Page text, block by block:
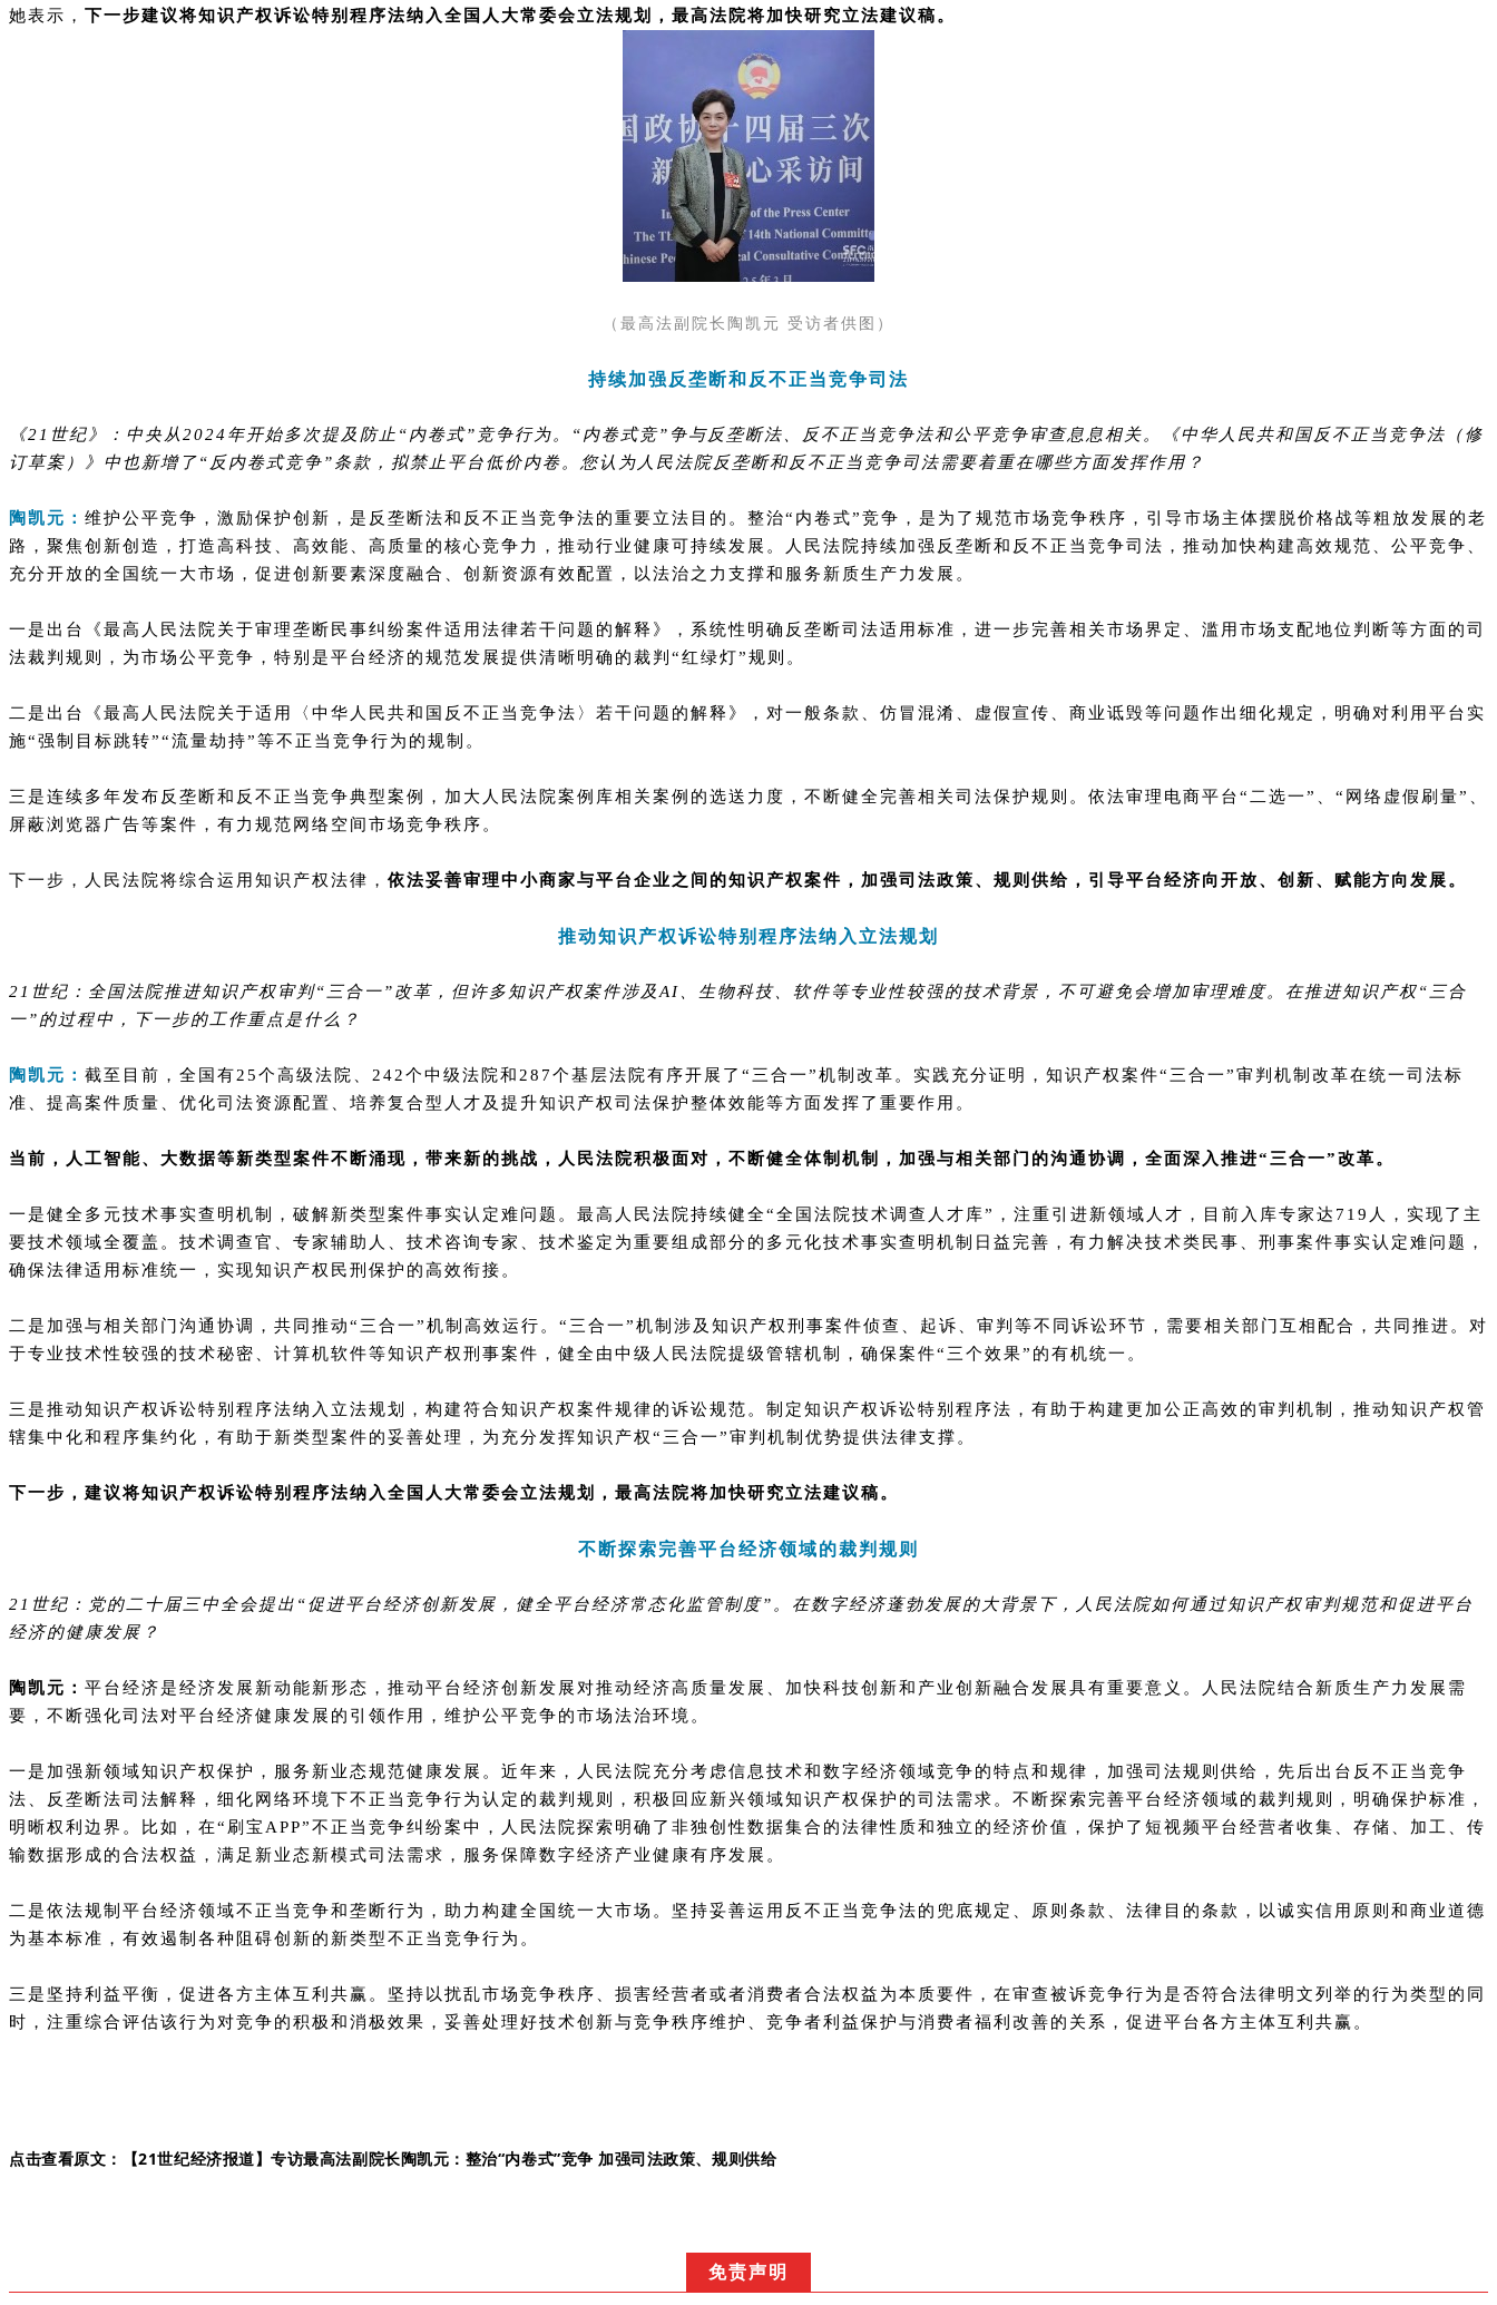
她表示， 下一步建议将知识产权诉讼特别程序法纳入全国人大常委会立法规划，最高法院将加快研究立法建议稿。
（最高法副院长陶凯元 受访者供图）
持续加强反垄断和反不正当竞争司法
《21世纪》：中央从2024年开始多次提及防止“内卷式”竞争行为。“内卷式竞”争与反垄断法、反不正当竞争法和公平竞争审查息息相关。《中华人民共和国反不正当竞争法（修
订草案）》中也新增了“反内卷式竞争”条款，拟禁止平台低价内卷。您认为人民法院反垄断和反不正当竞争司法需要着重在哪些方面发挥作用？
陶凯元： 维护公平竞争，激励保护创新，是反垄断法和反不正当竞争法的重要立法目的。整治“内卷式”竞争，是为了规范市场竞争秩序，引导市场主体摆脱价格战等粗放发展的老
路，聚焦创新创造，打造高科技、高效能、高质量的核心竞争力，推动行业健康可持续发展。人民法院持续加强反垄断和反不正当竞争司法，推动加快构建高效规范、公平竞争、
充分开放的全国统一大市场，促进创新要素深度融合、创新资源有效配置，以法治之力支撑和服务新质生产力发展。
一是出台《最高人民法院关于审理垄断民事纠纷案件适用法律若干问题的解释》，系统性明确反垄断司法适用标准，进一步完善相关市场界定、滥用市场支配地位判断等方面的司
法裁判规则，为市场公平竞争，特别是平台经济的规范发展提供清晰明确的裁判“红绿灯”规则。
二是出台《最高人民法院关于适用〈中华人民共和国反不正当竞争法〉若干问题的解释》，对一般条款、仿冒混淆、虚假宣传、商业诋毁等问题作出细化规定，明确对利用平台实
施“强制目标跳转”“流量劫持”等不正当竞争行为的规制。
三是连续多年发布反垄断和反不正当竞争典型案例，加大人民法院案例库相关案例的选送力度，不断健全完善相关司法保护规则。依法审理电商平台“二选一”、“网络虚假刷量”、
屏蔽浏览器广告等案件，有力规范网络空间市场竞争秩序。
下一步，人民法院将综合运用知识产权法律， 依法妥善审理中小商家与平台企业之间的知识产权案件，加强司法政策、规则供给，引导平台经济向开放、创新、赋能方向发展。
推动知识产权诉讼特别程序法纳入立法规划
21世纪：全国法院推进知识产权审判“三合一”改革，但许多知识产权案件涉及AI、生物科技、软件等专业性较强的技术背景，不可避免会增加审理难度。在推进知识产权“三合
一”的过程中，下一步的工作重点是什么？
陶凯元： 截至目前，全国有25个高级法院、242个中级法院和287个基层法院有序开展了“三合一”机制改革。实践充分证明，知识产权案件“三合一”审判机制改革在统一司法标
准、提高案件质量、优化司法资源配置、培养复合型人才及提升知识产权司法保护整体效能等方面发挥了重要作用。
当前，人工智能、大数据等新类型案件不断涌现，带来新的挑战，人民法院积极面对，不断健全体制机制，加强与相关部门的沟通协调，全面深入推进“三合一”改革。
一是健全多元技术事实查明机制，破解新类型案件事实认定难问题。最高人民法院持续健全“全国法院技术调查人才库”，注重引进新领域人才，目前入库专家达719人，实现了主
要技术领域全覆盖。技术调查官、专家辅助人、技术咨询专家、技术鉴定为重要组成部分的多元化技术事实查明机制日益完善，有力解决技术类民事、刑事案件事实认定难问题，
确保法律适用标准统一，实现知识产权民刑保护的高效衔接。
二是加强与相关部门沟通协调，共同推动“三合一”机制高效运行。“三合一”机制涉及知识产权刑事案件侦查、起诉、审判等不同诉讼环节，需要相关部门互相配合，共同推进。对
于专业技术性较强的技术秘密、计算机软件等知识产权刑事案件，健全由中级人民法院提级管辖机制，确保案件“三个效果”的有机统一。
三是推动知识产权诉讼特别程序法纳入立法规划，构建符合知识产权案件规律的诉讼规范。制定知识产权诉讼特别程序法，有助于构建更加公正高效的审判机制，推动知识产权管
辖集中化和程序集约化，有助于新类型案件的妥善处理，为充分发挥知识产权“三合一”审判机制优势提供法律支撑。
下一步，建议将知识产权诉讼特别程序法纳入全国人大常委会立法规划，最高法院将加快研究立法建议稿。
不断探索完善平台经济领域的裁判规则
21世纪：党的二十届三中全会提出“促进平台经济创新发展，健全平台经济常态化监管制度”。在数字经济蓬勃发展的大背景下，人民法院如何通过知识产权审判规范和促进平台
经济的健康发展？
陶凯元： 平台经济是经济发展新动能新形态，推动平台经济创新发展对推动经济高质量发展、加快科技创新和产业创新融合发展具有重要意义。人民法院结合新质生产力发展需
要，不断强化司法对平台经济健康发展的引领作用，维护公平竞争的市场法治环境。
一是加强新领域知识产权保护，服务新业态规范健康发展。近年来，人民法院充分考虑信息技术和数字经济领域竞争的特点和规律，加强司法规则供给，先后出台反不正当竞争
法、反垄断法司法解释，细化网络环境下不正当竞争行为认定的裁判规则，积极回应新兴领域知识产权保护的司法需求。不断探索完善平台经济领域的裁判规则，明确保护标准，
明晰权利边界。比如，在“刷宝APP”不正当竞争纠纷案中，人民法院探索明确了非独创性数据集合的法律性质和独立的经济价值，保护了短视频平台经营者收集、存储、加工、传
输数据形成的合法权益，满足新业态新模式司法需求，服务保障数字经济产业健康有序发展。
二是依法规制平台经济领域不正当竞争和垄断行为，助力构建全国统一大市场。坚持妥善运用反不正当竞争法的兜底规定、原则条款、法律目的条款，以诚实信用原则和商业道德
为基本标准，有效遏制各种阻碍创新的新类型不正当竞争行为。
三是坚持利益平衡，促进各方主体互利共赢。坚持以扰乱市场竞争秩序、损害经营者或者消费者合法权益为本质要件，在审查被诉竞争行为是否符合法律明文列举的行为类型的同
时，注重综合评估该行为对竞争的积极和消极效果，妥善处理好技术创新与竞争秩序维护、竞争者利益保护与消费者福利改善的关系，促进平台各方主体互利共赢。
点击查看原文： 【21世纪经济报道】专访最高法副院长陶凯元：整治“内卷式”竞争 加强司法政策、规则供给
免责声明